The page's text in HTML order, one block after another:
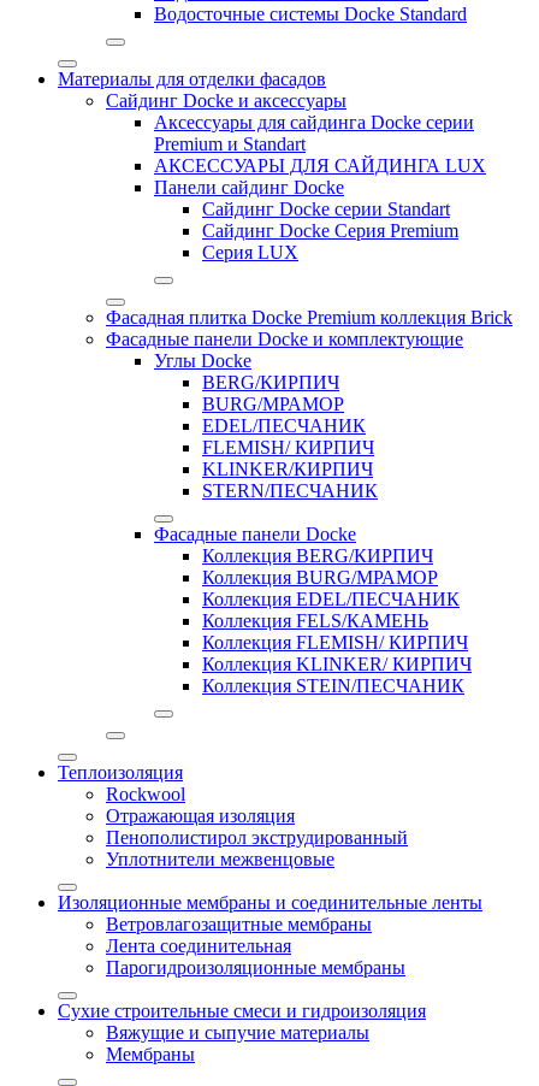
Водосточные системы Docke Standard
Материалы для отделки фасадов
Сайдинг Docke и аксессуары
Аксессуары для сайдинга Docke серии
Premium и Standart
АКСЕССУАРЫ ДЛЯ САЙДИНГА LUX
Панели сайдинг Docke
Cайдинг Docke серии Standart
Сайдинг Docke Серия Premium
Серия LUX
Фасадная плитка Docke Premium коллекция Brick
Фасадные панели Docke и комплектующие
Углы Docke
BERG/КИРПИЧ
BURG/МРАМОР
EDEL/ПЕСЧАНИК
FLEMISH/ КИРПИЧ
KLINKER/КИРПИЧ
STERN/ПЕСЧАНИК
Фасадные панели Docke
Коллекция BERG/КИРПИЧ
Коллекция BURG/МРАМОР
Коллекция EDEL/ПЕСЧАНИК
Коллекция FELS/КАМЕНЬ
Коллекция FLEMISH/ КИРПИЧ
Коллекция KLINKER/ КИРПИЧ
Коллекция STEIN/ПЕСЧАНИК
Теплоизоляция
Rockwool
Отражающая изоляция
Пенополистирол экструдированный
Уплотнители межвенцовые
Изоляционные мембраны и соединительные ленты
Ветровлагозащитные мембраны
Лента соединительная
Парогидроизоляционные мембраны
Сухие строительные смеси и гидроизоляция
Вяжущие и сыпучие материалы
Мембраны